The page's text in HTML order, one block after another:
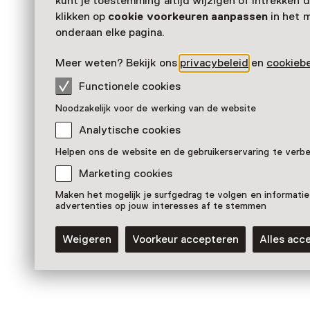
klikken op cookie voorkeuren aanpassenin het
onderaan elke pagina.
Meer weten? Bekijk ons privacybeleid en
Functionele cookies
Noodzakelijk voor de werking van de website
Analytische cookies
Helpen ons de website en de gebruikerservaring te
Marketing cookies
Maken het mogelijk je surfgedrag te volgen en
advertenties op jouw interesses af te stemmen
Weigeren Voorkeur accepteren Alles
Filmmuseum
Vaste collectie
Animatiegalerij
Voor 0 t/m 18 jaar en volwassenen